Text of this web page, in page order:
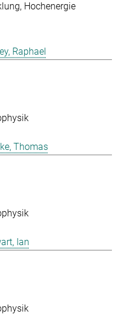
Hochenergie
Raphael
Thomas
Ian